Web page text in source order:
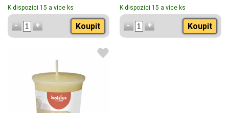
K dispozici 15 a více ks
Koupit
K dispozici 15 a více ks
Koupit